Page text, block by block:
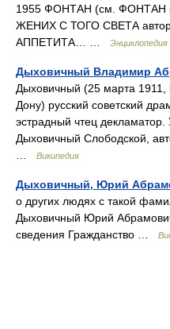
1955 ФОНТАН (см. ФОНТАН
ЖЕНИХ С ТОГО СВЕТА
АППЕТИТА… …
Энциклопедия
Дыховичный Владимир
Дыховичный (25 марта
Дону) русский советский
эстрадный чтец декламатор.
Дыховичный Слободской,
…
Википедия
Дыховичный, Юрий
о других людях с такой
Дыховичный Юрий
сведения Гражданство …